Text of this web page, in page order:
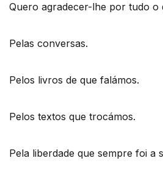
Quero agradecer-lhe por tudo o
Pelas conversas.
Pelos livros de que falámos.
Pelos textos que trocámos.
Pela liberdade que sempre foi a